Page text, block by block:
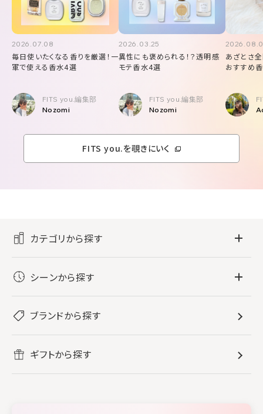
2026.07.08
毎日使いたくなる香りを厳選！一
軍で使える香水4選
FITS you.編集部
Nozomi
2026.03.25
異性にも褒められる！？透明感
モテ香水4選
FITS you.編集部
Nozomi
あざとさ
おすすめ
FITS you.を覗きにいく
カテゴリから探す
レディース香水
メンズ香水
ボディミスト・スプレー
バス・ボディケア
すべてのバス・ボディケア
ボディ・ハンドクリーム
入浴剤
ホームフレグランス
ルームフレグランス
シーンから探す
リフレッシュしたい
ブランドから探す
ギフトから探す